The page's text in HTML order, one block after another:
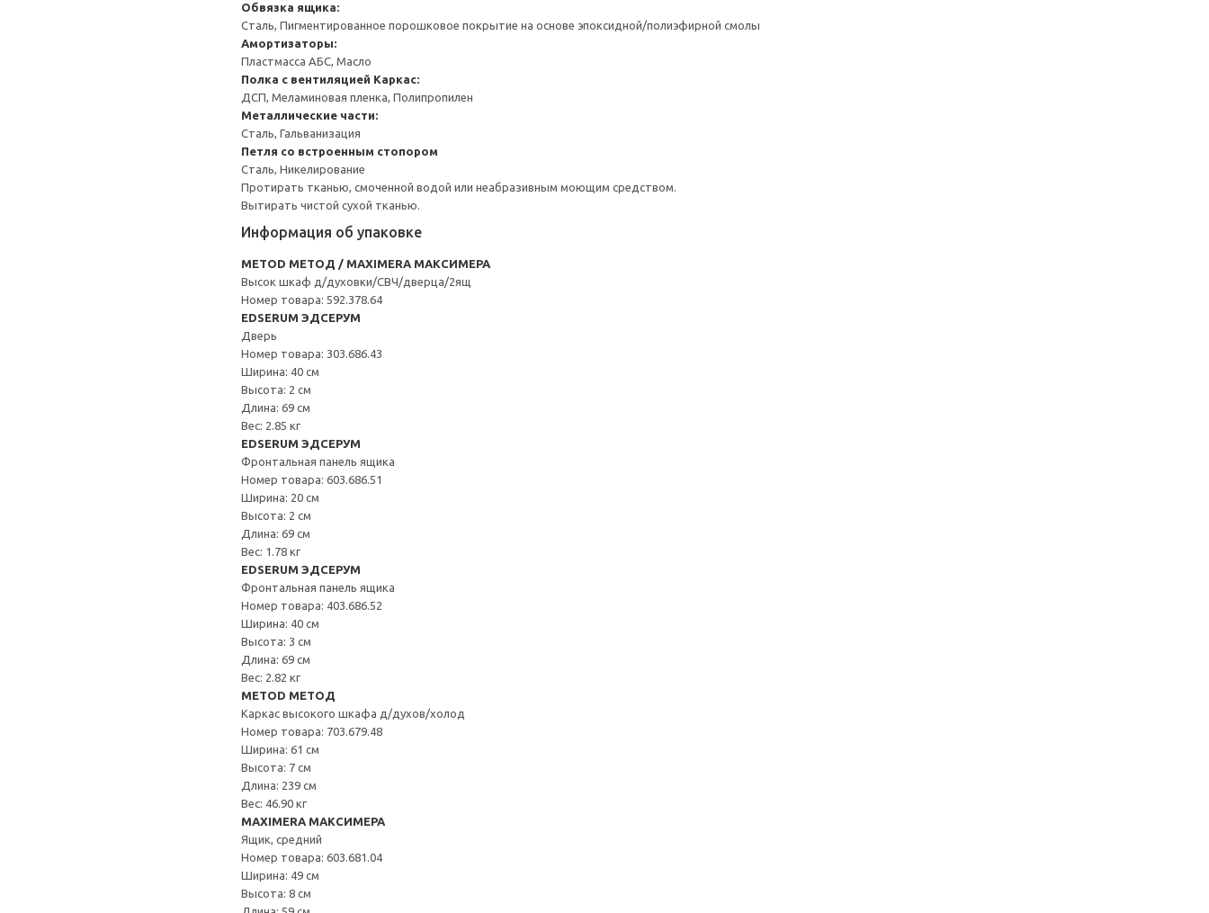
Обвязка ящика:
Сталь, Пигментированное порошковое покрытие на основе эпоксидной/полиэфирной смолы
Амортизаторы:
Пластмасса АБС, Масло
Полка с вентиляцией Каркас:
ДСП, Меламиновая пленка, Полипропилен
Металлические части:
Сталь, Гальванизация
Петля со встроенным стопором
Сталь, Никелирование
Протирать тканью, смоченной водой или неабразивным моющим средством.
Вытирать чистой сухой тканью.
Информация об упаковке
METOD МЕТОД / MAXIMERA МАКСИМЕРА
Высок шкаф д/духовки/СВЧ/дверца/2ящ
Номер товара: 592.378.64
EDSERUM ЭДСЕРУМ
Дверь
Номер товара: 303.686.43
Ширина: 40 см
Высота: 2 см
Длина: 69 см
Вес: 2.85 кг
EDSERUM ЭДСЕРУМ
Фронтальная панель ящика
Номер товара: 603.686.51
Ширина: 20 см
Высота: 2 см
Длина: 69 см
Вес: 1.78 кг
EDSERUM ЭДСЕРУМ
Фронтальная панель ящика
Номер товара: 403.686.52
Ширина: 40 см
Высота: 3 см
Длина: 69 см
Вес: 2.82 кг
METOD МЕТОД
Каркас высокого шкафа д/духов/холод
Номер товара: 703.679.48
Ширина: 61 см
Высота: 7 см
Длина: 239 см
Вес: 46.90 кг
MAXIMERA МАКСИМЕРА
Ящик, средний
Номер товара: 603.681.04
Ширина: 49 см
Высота: 8 см